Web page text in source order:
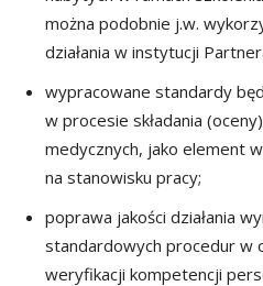
można podobnie j.w.
działania w instytucji
wypracowane standardy
w procesie składania
medycznych, jako element
na stanowisku pracy;
poprawa jakości działania
standardowych procedur w
weryfikacji kompetencji